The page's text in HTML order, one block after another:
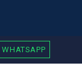
WHATSAPP